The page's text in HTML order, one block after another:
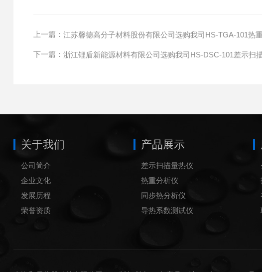
上一篇： 江苏馨德高分子材料股份有限公司选购我司HS-TGA-101热
下一篇： 浙江锂盾新能源材料有限公司选购我司HS-DSC-101差示扫
关于我们
公司简介
企业文化
发展历程
荣誉资质
产品展示
差示扫描量热仪
热重分析仪
同步热分析仪
导热系数测试仪